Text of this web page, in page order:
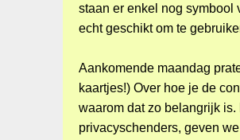
staan er enkel nog symbool
echt geschikt om te
Aankomende maandag
kaartjes!) Over hoe je de
waarom dat zo belangrijk
privacyschenders, geven